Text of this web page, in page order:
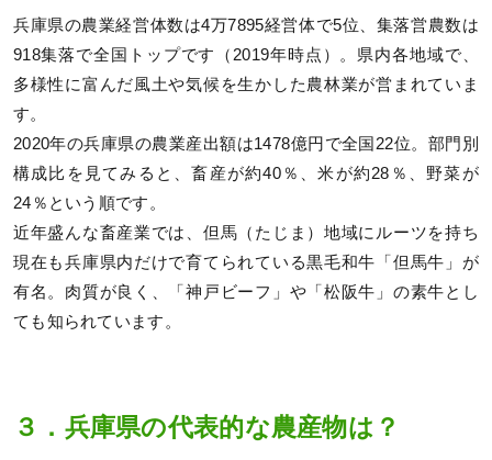
兵庫県の農業経営体数は4万7895経営体で5位、集落営農数は
918集落で全国トップです（2019年時点）。県内各地域で、
多様性に富んだ風土や気候を生かした農林業が営まれていま
す。
2020年の兵庫県の農業産出額は1478億円で全国22位。部門別
構成比を見てみると、畜産が約40％、米が約28％、野菜が
24％という順です。
近年盛んな畜産業では、但馬（たじま）地域にルーツを持ち
現在も兵庫県内だけで育てられている黒毛和牛「但馬牛」が
有名。肉質が良く、「神戸ビーフ」や「松阪牛」の素牛とし
ても知られています。
３．兵庫県の代表的な農産物は？